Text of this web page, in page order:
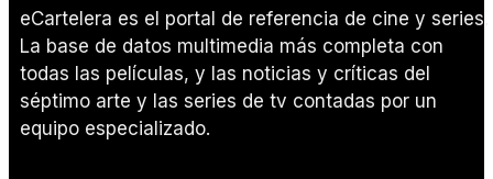
eCartelera es el portal de referencia de cine y series.
La base de datos multimedia más completa con
todas las películas, y las noticias y críticas del
séptimo arte y las series de tv contadas por un
equipo especializado.